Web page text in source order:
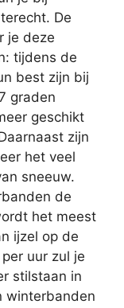
De
je deze
tijdens de
best zijn bij
graden
geschikt
zijn
het veel
sneeuw.
de
het meest
ijzel op de
uur zul je
stilstaan in
winterbanden